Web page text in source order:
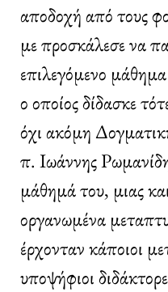
αποδοχή από τους
με προσκάλεσε να
επιλεγόμενο
ο οποίος δίδασκε
όχι ακόμη
π. Ιωάννης
μάθημά του, μιας
οργανωμένα
έρχονταν κάποιοι
υποψήφιοι